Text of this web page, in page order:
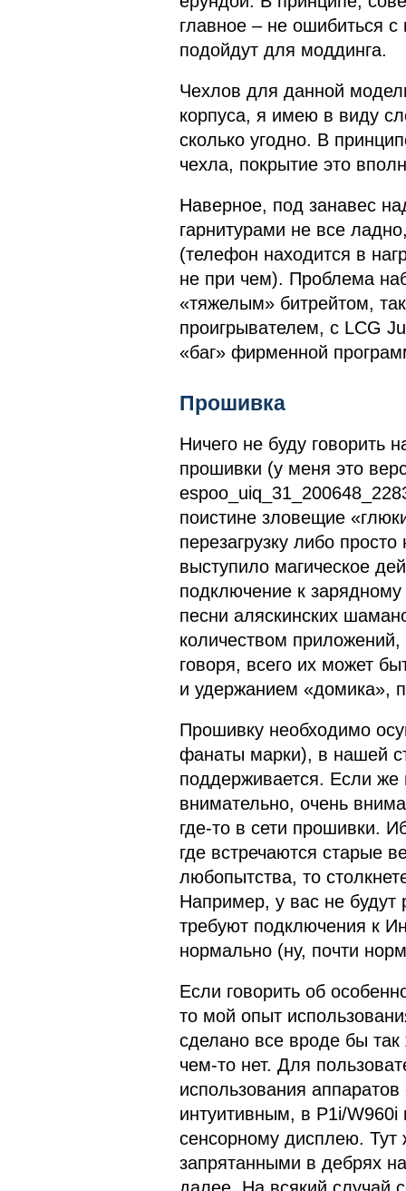
главное – не ошибиться
подойдут для моддинга.
Чехлов для данной
корпуса, я имею в виду
сколько угодно. В
чехла, покрытие это
Наверное, под занавес
гарнитурами не все
(телефон находится в
не при чем). Проблема
«тяжелым» битрейтом,
проигрывателем, с LCG
«баг» фирменной
Прошивка
Ничего не буду говорить
прошивки (у меня это
поистине зловещие
перезагрузку либо
выступило магическое
подключение к зарядному
песни аляскинских
количеством
говоря, всего их может
и удержанием «домика»,
Прошивку необходимо
фанаты марки), в нашей
поддерживается. Если же
внимательно, очень
где-то в сети прошивки.
где встречаются старые
любопытства, то
Например, у вас не будут
требуют подключения к
нормально (ну, почти
Если говорить об
то мой опыт
сделано все вроде бы
чем-то нет. Для
использования
интуитивным, в P1i/W960i
сенсорному дисплею. Тут
запрятанными в дебрях